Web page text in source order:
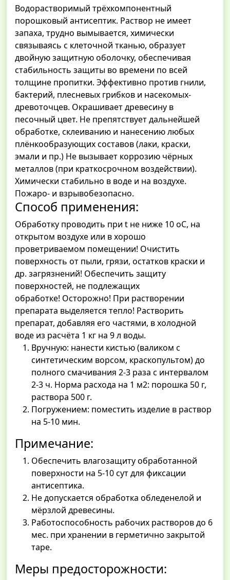
Водорастворимый трёхкомпонентный
порошковый антисептик. Раствор не имеет
запаха, трудно вымывается, химически
связываясь с клеточной тканью, образует
двойную защитную оболочку, обеспечивая
стабильность защиты во времени по всей
толщине пропитки. Эффективно против гнили,
бактерий, плесневых грибков и насекомых-
древоточцев. Окрашивает древесину в
песочный цвет. Не препятствует дальнейшей
обработке, склеиванию и нанесению любых
плёнкообразующих составов (лаки, краски,
эмали и пр.) Не вызывает коррозию чёрных
металлов (при краткосрочном воздействии).
Химически стабильно в воде и на воздухе.
Пожаро- и взрывобезопасно.
Способ применения:
Обработку проводить при t не ниже 10 оС, на
открытом воздухе или в хорошо
проветриваемом помещении! Очистить
поверхность от пыли, грязи, остатков краски и
др. загрязнений! Обеспечить защиту
поверхностей, не подлежащих
обработке! Осторожно! При растворении
препарата выделяется тепло! Растворить
препарат, добавляя его частями, в холодной
воде из расчёта 1 кг на 9 л воды.
Вручную: нанести кистью (валиком с
синтетическим ворсом, краскопультом) до
полного смачивания 2-3 раза с интервалом
2-3 ч. Норма расхода на 1 м2: порошка 50 г,
раствора 500 г.
Погружением: поместить изделие в раствор
на 5-10 мин.
Примечание:
Обеспечить влагозащиту обработанной
поверхности на 5-10 сут для фиксации
антисептика.
Не допускается обработка обледенелой и
мёрзлой древесины.
Работоспособность рабочих растворов до 6
мес. при хранении в герметично закрытой
таре.
Меры предосторожности: